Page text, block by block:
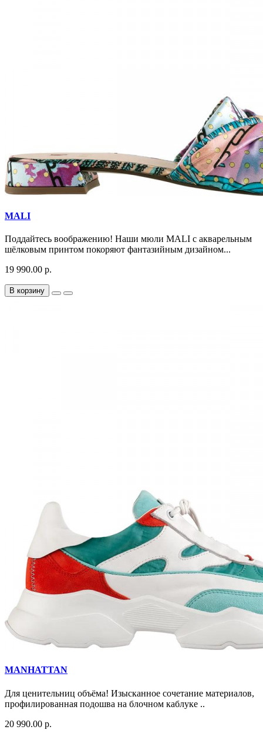
MALI
Поддайтесь воображению! Наши мюли MALI с акварельным
шёлковым принтом покоряют фантазийным дизайном...
19 990.00 р.
В корзину
MANHATTAN
Для ценительниц объёма! Изысканное сочетание материалов,
профилированная подошва на блочном каблуке ..
20 990.00 р.